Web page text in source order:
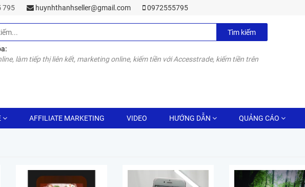
795 huynhthanhseller@gmail.com 0972555795
Tìm kiếm
làm tiếp thị liên kết, marketing online, kiếm tiền với Accesstrade, kiếm tiền trên
AFFILIATE MARKETING VIDEO HƯỚNG DẪN QUẢNG CÁO